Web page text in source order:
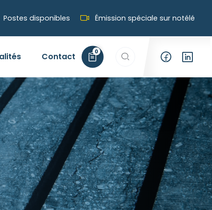
Postes disponibles Émission spéciale sur notélé
Contact 0 Rechercher…